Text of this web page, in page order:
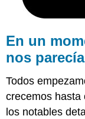
En un
nos
Todos
crecemos hasta
los notables